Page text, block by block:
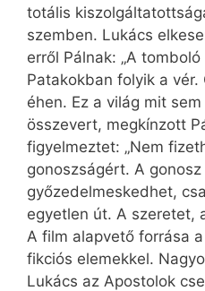
totális
szemben. Lukács
erről Pálnak: „A
Patakokban folyik a
éhen. Ez a világ mit
összevert, megkínzott
figyelmeztet: „Nem
gonoszságért. A
győzedelmeskedhet,
egyetlen út. A szeretet,
A film alapvető forrása
fikciós elemekkel.
Lukács az Apostolok